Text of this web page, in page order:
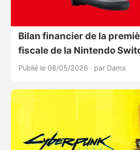
Bilan financier de la
fiscale de la Nintendo
Publié le 08/05/2026 · par Dams